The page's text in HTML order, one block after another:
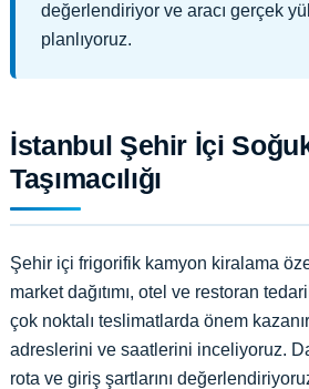
değerlendiriyor ve aracı gerçek
planlıyoruz.
İstanbul Şehir İçi
Taşımacılığı
Şehir içi frigorifik kamyon kiralama
market dağıtımı, otel ve restoran
çok noktalı teslimatlarda önem
adreslerini ve saatlerini inceliyoruz.
rota ve giriş şartlarını